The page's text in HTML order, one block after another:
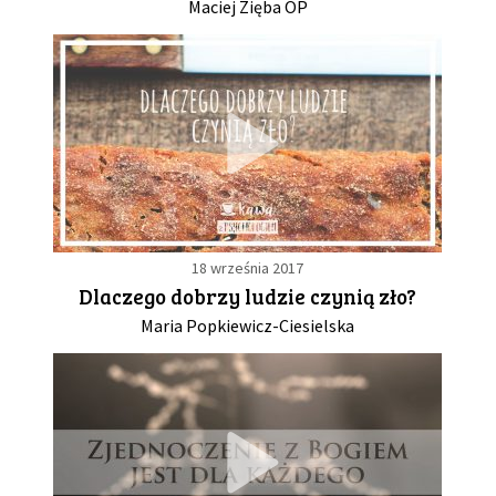
Maciej Zięba OP
18 września 2017
Dlaczego dobrzy ludzie czynią zło?
Maria Popkiewicz-Ciesielska